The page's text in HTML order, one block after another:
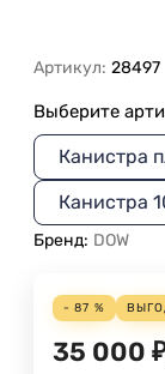
Артикул: 28497
Выберите
Канистра
Канистра
Бренд: DOW
- 87 %
35 000